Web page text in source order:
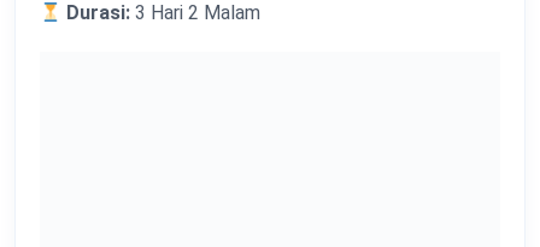
Durasi: 3 Hari 2 Malam